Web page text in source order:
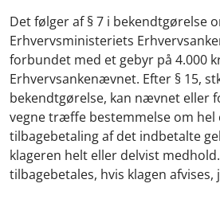
Det følger af § 7 i bekendtgørelse
Erhvervsministeriets
forbundet med et gebyr på 4.000
Erhvervsankenævnet. Efter § 15,
bekendtgørelse, kan nævnet eller
vegne træffe bestemmelse om hel
tilbagebetaling af det indbetalte
klageren helt eller delvist
tilbagebetales, hvis klagen afvises,